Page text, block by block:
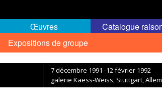
Expositions de groupe
Œuvres Catalogue
7 décembre 1991 -12 février 1992
galerie Kaess-Weiss, Stuttgart,